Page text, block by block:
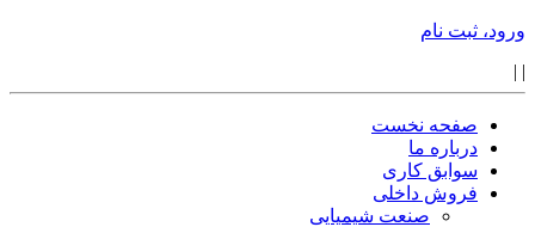
ورود، ثبت نام
|
|
صفحه نخست
درباره ما
سوابق کاری
فروش داخلی
صنعت شیمیایی